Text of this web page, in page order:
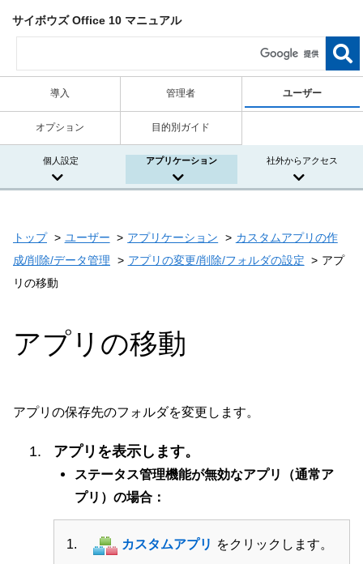
サイボウズ Office 10 マニュアル
導入 管理者 ユーザー
オプション 目的別ガイド
個人設定 アプリケーション 社外からアクセス
トップ ユーザー アプリケーション
カスタムアプリの作
成/削除/データ管理
アプリの変更/削除/フォルダの設定
アプ
リの移動
アプリの移動
アプリの保存先のフォルダを変更します。
アプリを表示します。
ステータス管理機能が無効なアプリ（通常ア
プリ）の場合：
カスタムアプリ をクリックします。